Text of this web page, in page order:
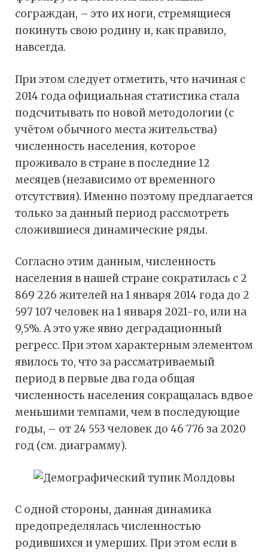
сограждан, – это их ноги, стремящиеся
покинуть свою родину и, как правило,
навсегда.
При этом следует отметить, что начиная с
2014 года официальная статистика стала
подсчитывать по новой методологии (с
учётом обычного места жительства)
численность населения, которое
проживало в стране в последние 12
месяцев (независимо от временного
отсутствия). Именно поэтому предлагается
только за данный период рассмотреть
сложившиеся динамические ряды.
Согласно этим данным, численность
населения в нашей стране сократилась с 2
869 226 жителей на 1 января 2014 года до 2
597 107 человек на 1 января 2021-го, или на
9,5%. А это уже явно деградационный
регресс. При этом характерным элементом
явилось то, что за рассматриваемый
период в первые два года общая
численность населения сокращалась вдвое
меньшими темпами, чем в последующие
годы, – от 24 553 человек до 46 776 за 2020
год (см. диаграмму).
С одной стороны, данная динамика
предопределялась численностью
родившихся и умерших. При этом если в